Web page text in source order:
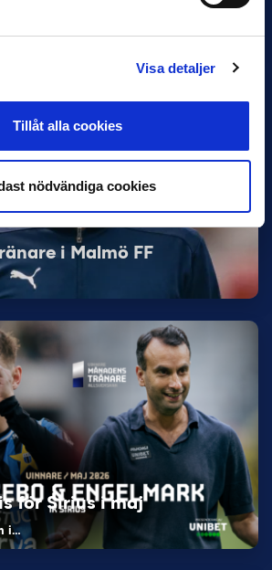
Visa detaljer
Tillåt alla cookies
nödvändiga cookies
som huvudtränare i herrlaget har
i Malmö FF
för Sirius i maj
i…